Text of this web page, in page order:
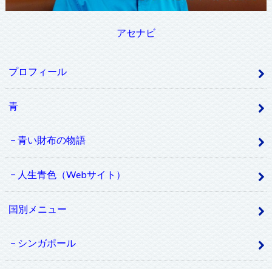
アセナビ
プロフィール
青
青い財布の物語
人生青色（Webサイト）
国別メニュー
シンガポール